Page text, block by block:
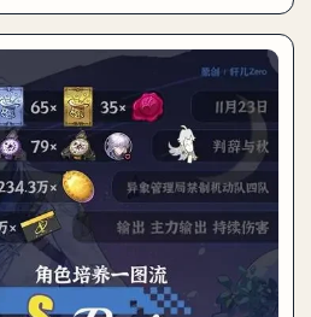
，上海